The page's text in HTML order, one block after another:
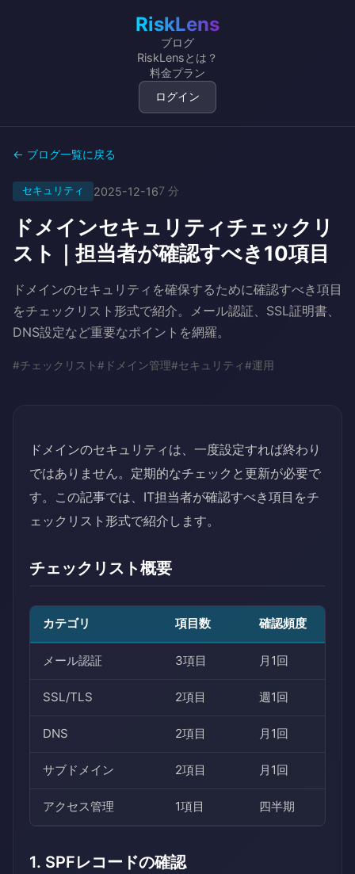
RiskLens
ブログ
RiskLensとは？
料金プラン
ログイン
← ブログ一覧に戻る
セキュリティ 2025-12-167 分
ドメインセキュリティチェックリ
スト｜担当者が確認すべき10項目
ドメインのセキュリティを確保するために確認すべき項目
をチェックリスト形式で紹介。メール認証、SSL証明書、
DNS設定など重要なポイントを網羅。
#チェックリスト# ドメイン管理#セキュリティ#運用
ドメインのセキュリティは、一度設定すれば終わり
ではありません。定期的なチェックと更新が必要で
す。この記事では、IT担当者が確認すべき項目をチ
ェックリスト形式で紹介します。
チェックリスト概要
カテゴリ 項目数 確認頻度
メール認証 3項目 月1回
SSL/TLS 2項目 週1回
DNS 2項目 月1回
サブドメイン 2項目 月1回
アクセス管理 1項目 四半期
1. SPFレコードの確認